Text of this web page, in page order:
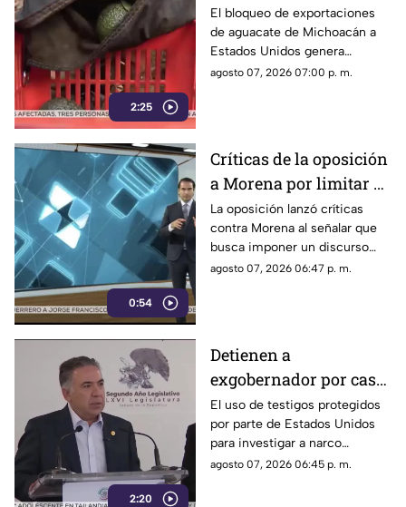
2:25
el bloqueo de Estados
Unidos al aguacate de
Michoacán
El bloqueo de exportaciones
de aguacate de Michoacán a
Estados Unidos genera
pérdidas millonarias.
agosto 07, 2026 07:00 p. m.
0:54
Críticas de la oposición
a Morena por limitar el
debate político
La oposición lanzó críticas
contra Morena al señalar que
busca imponer un discurso
único y limitar las voces que
agosto 07, 2026 06:47 p. m.
2:20
Detienen a
exgobernador por caso
Ayotzinapa y desaforan
a alcaldes
El uso de testigos protegidos
por parte de Estados Unidos
para investigar a narco
políticos ha sido cuestionado
agosto 07, 2026 06:45 p. m.